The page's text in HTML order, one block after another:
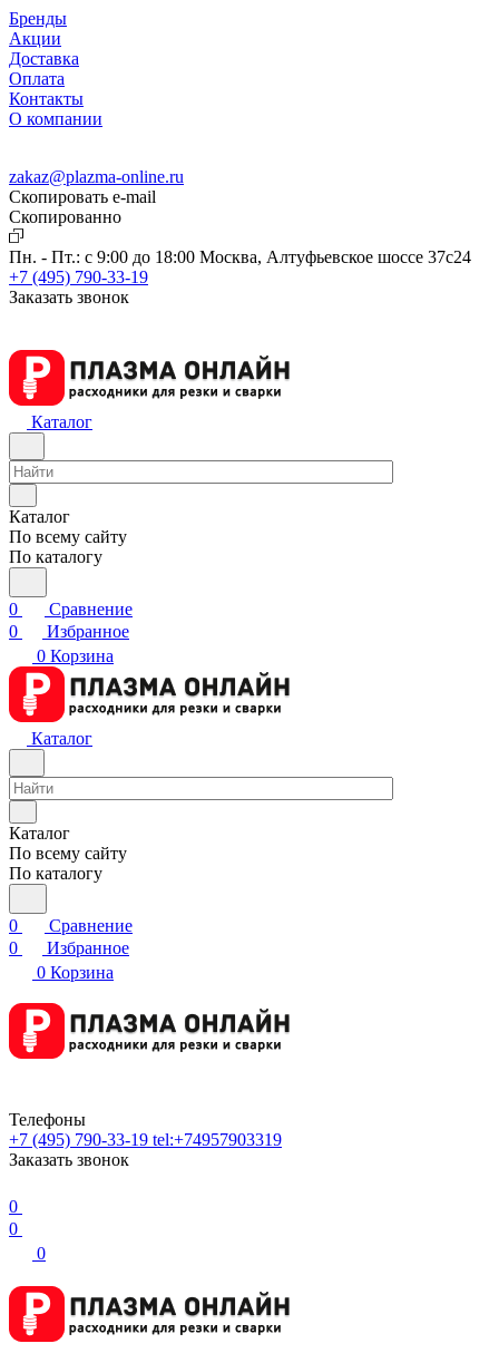
Бренды
Акции
Доставка
Оплата
Контакты
О компании
zakaz@plazma-online.ru
Скопировать e-mail
Cкопированно
Пн. - Пт.: с 9:00 до 18:00 Москва, Алтуфьевское шоссе 37с24
+7 (495) 790-33-19
Заказать звонок
Каталог
Каталог
По всему сайту
По каталогу
0
Сравнение
0
Избранное
0 Корзина
Каталог
Каталог
По всему сайту
По каталогу
0
Сравнение
0
Избранное
0 Корзина
Телефоны
+7 (495) 790-33-19 tel:+74957903319
Заказать звонок
0
0
0